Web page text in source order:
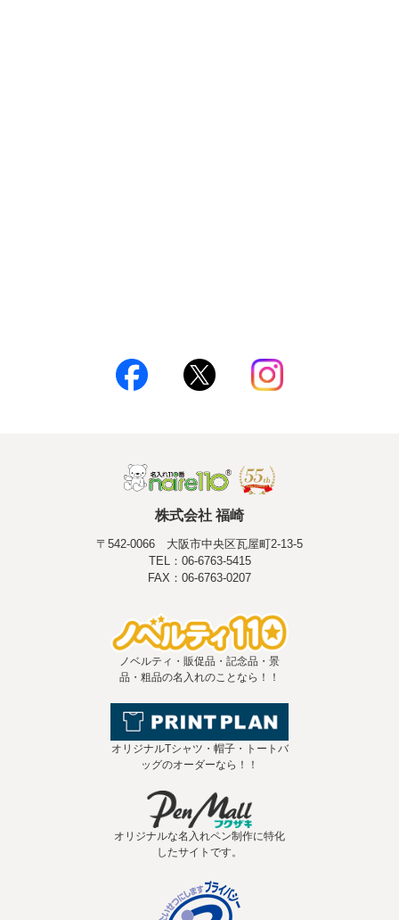
株式会社 福崎
〒542-0066 大阪市中央区瓦屋町2-13-5
TEL：06-6763-5415
FAX：06-6763-0207
ノベルティ・販促品・記念品・景
品・粗品の名入れのことなら！！
オリジナルTシャツ・帽子・トートバ
ッグのオーダーなら！！
オリジナルな名入れペン制作に特化
したサイトです。